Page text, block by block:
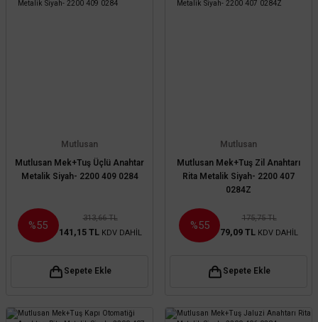
Mutlusan
Mutlusan Mek+Tuş Üçlü Anahtar
Metalik Siyah- 2200 409 0284
%55
313,66 TL
141,15 TL KDV DAHİL
Sepete Ekle
Mutlusan
Mutlusan Mek+Tuş Zil Anahtarı
Rita Metalik Siyah- 2200 407
0284Z
%55
175,75 TL
79,09 TL KDV DAHİL
Sepete Ekle